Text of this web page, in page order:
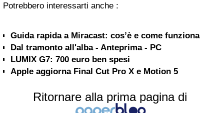
Potrebbero interessarti anche :
Guida rapida a Miracast: cos’è e come funziona
Dal tramonto all'alba - Anteprima - PC
LUMIX G7: 700 euro ben spesi
Apple aggiorna Final Cut Pro X e Motion 5
Ritornare alla prima pagina di